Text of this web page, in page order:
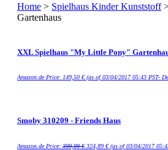
Home > Spielhaus Kinder Kunststoff
Gartenhaus
XXL Spielhaus "My Little Pony"
Amazon.de Price: 149,50 €(as of 03/04/2017 05:43 PST-
Smoby 310209 - Friends Haus
Amazon.de Price: 399,99€ 324,89 €(as of 03/04/2017